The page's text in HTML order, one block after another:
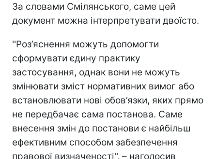
За словами Смілянського, саме цей
документ можна інтерпретувати двоїсто.
''Роз’яснення можуть допомогти
сформувати єдину практику
застосування, однак вони не можуть
змінювати зміст нормативних вимог або
встановлювати нові обов’язки, яких прямо
не передбачає сама постанова. Саме
внесення змін до постанови є найбільш
ефективним способом забезпечення
правової визначеності'', – наголосив